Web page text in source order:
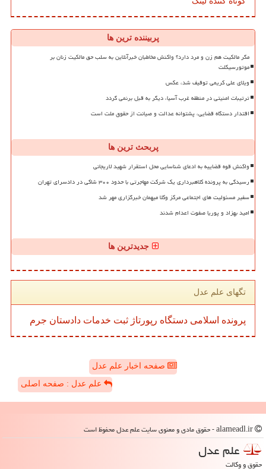
پربیننده ترین ها
مگر مالکیت هم زن و مرد دارد؟ واکنش مخاطبان خبرآنلاین به سلب حق مالکیت زنان بر
موتورسیکلت
ویلای علی کریمی توقیف شد، عکس
ترتیبات امنیتی در منطقه غرب آسیا، دیگر به قبل برنمی گردد
اقتدار دستگاه قضایی، پشتوانه عدالت و صیانت از حقوق ملت است
پربحث ترین ها
واکنش قوه قضاییه به ادعای شناسایی محل استقرار شهید لاریجانی
رسیدگی به پرونده کلاهبرداری یک شرکت مهاجرتی با حدود ۳۰۰ شاکی در دادسرای تهران
سفیر مسئولیت های اجتماعی مرکز وکلا میهمان خبرگزاری مهر شد
امید بهزاد و پوریا صفوت اعدام شدند
جدیدترین ها
تگهای علم عدل
پرونده اسلامی دستگاه رپورتاژ ثبت خدمات دادستان جرم
صفحه اخبار علم عدل
علم عدل : صفحه اصلی
علم عدل
حقوق و وکالت